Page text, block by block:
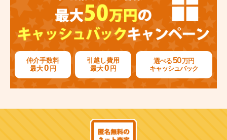
仲介手数料
最大0 円
引越し費用
最大0 円
選べる50万円
キャッシュバック